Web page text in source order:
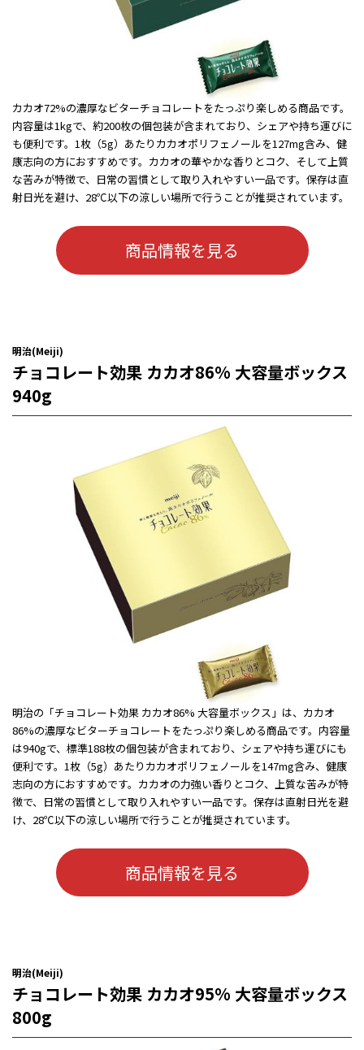
カカオ72%の濃厚なビターチョコレートをたっぷり楽しめる商品です。
内容量は1kgで、約200枚の個包装が含まれており、シェアや持ち運びに
も便利です。1枚（5g）あたりカカオポリフェノールを127mg含み、健
康志向の方におすすめです。カカオの華やかな香りとコク、そして上質
な苦みが特徴で、日常の習慣として取り入れやすい一品です。保存は直
射日光を避け、28℃以下の涼しい場所で行うことが推奨されています。
商品情報を見る
明治(Meiji)
チョコレート効果 カカオ86% 大容量ボックス
940g
明治の「チョコレート効果 カカオ86% 大容量ボックス」は、カカオ
86%の濃厚なビターチョコレートをたっぷり楽しめる商品です。内容量
は940gで、標準188枚の個包装が含まれており、シェアや持ち運びにも
便利です。1枚（5g）あたりカカオポリフェノールを147mg含み、健康
志向の方におすすめです。カカオの力強い香りとコク、上質な苦みが特
徴で、日常の習慣として取り入れやすい一品です。保存は直射日光を避
け、28℃以下の涼しい場所で行うことが推奨されています。
商品情報を見る
明治(Meiji)
チョコレート効果 カカオ95% 大容量ボックス
800g